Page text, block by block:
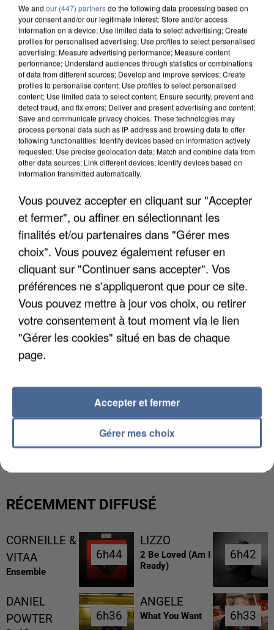
DE FAUNE SAUVAGE SONT...
L’UN DES FONDATEURS SUPPOSÉS DE LA DZ
MAFIA INTERPELLÉ EN ALGÉRIE
RÉCEMMENT DIFFUSÉ
CORNEILLE &
VITAA
Ensemble
6h44
6h44
LIZZO
2 Be Loved (am I
Ready)
6h42
6h42
DANIEL
POWTER
6h36
6h36
ANGELE
What You Want 6h33
6h33
We and our (447) partnersdo the following data processing based on
your consent and/or our legitimate interest: Store and/or access
information on a device; Use limited data to select advertising; Create
profiles for personalised advertising; Use profiles to select personalised
advertising; Measure advertising performance; Measure content
performance; Understand audiences through statistics or combinations
of data from different sources; Develop and improve services; Create
profiles to personalise content; Use profiles to select personalised
content; Use limited data to select content; Ensure security, prevent and
detect fraud, and fix errors; Deliver and present advertising and content;
Save and communicate privacy choices. These technologies may
process personal data such as IP address and browsing data to offer
following functionalities: Identify devices based on information actively
requested; Use precise geolocation data; Match and combine data from
other data sources; Link different devices; Identify devices based on
information transmitted automatically.
Vous pouvez accepter en cliquant sur "Accepter
et fermer", ou affiner en sélectionnant les
finalités et/ou partenaires dans "Gérer mes
choix". Vous pouvez également refuser en
cliquant sur "Continuer sans accepter". Vos
préférences ne s'appliqueront que pour ce site.
Vous pouvez mettre à jour vos choix, ou retirer
votre consentement à tout moment via le lien
"Gérer les cookies" situé en bas de chaque
page.
Gérer mes choix
Accepter et fermer